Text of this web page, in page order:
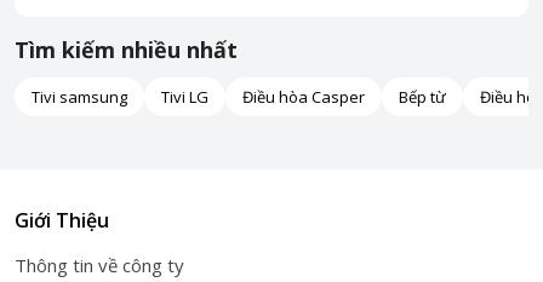
Tìm kiếm nhiều nhất
Tivi samsung Tivi LG Điều hòa Casper Bếp từ Điều
Giới Thiệu
Thông tin về công ty